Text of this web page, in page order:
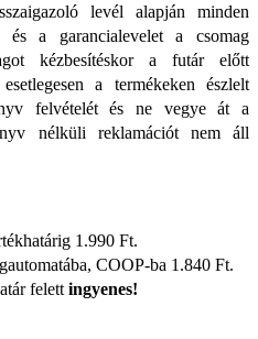
levél alapján minden
és a garancialevelet a csomag
kézbesítéskor a futár előtt
a termékeken észlelt
felvételét és ne vegye át a
nélküli reklamációt nem áll
1.990 Ft.
COOP-ba 1.840 Ft.
felett ingyenes!